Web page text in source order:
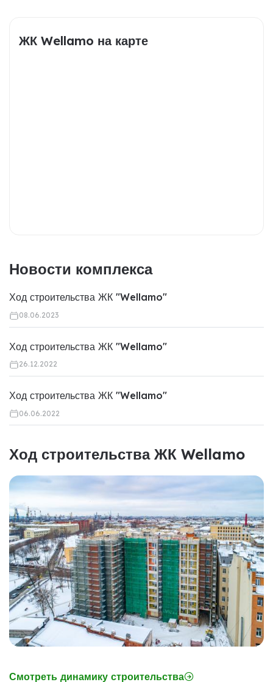
ЖК Wellamo на карте
Новости комплекса
Ход строительства ЖК "Wellamo"
08.06.2023
Ход строительства ЖК "Wellamo"
26.12.2022
Ход строительства ЖК "Wellamo"
06.06.2022
Ход строительства ЖК Wellamo
Смотреть динамику строительства